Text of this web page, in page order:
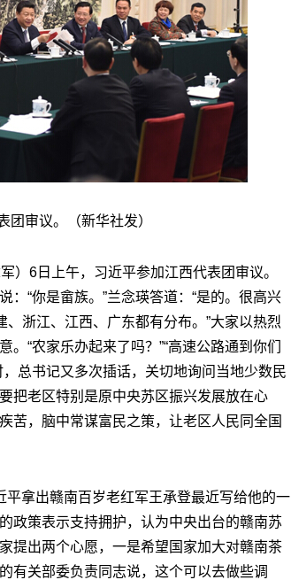
团审议。（新华社发）
）6日上午，习近平参加江西代表团审议。
“你是畲族。”兰念瑛答道：“是的。很高兴
、浙江、江西、广东都有分布。”大家以热烈
“农家乐办起来了吗？”“高速公路通到你们
总书记又多次插话，关切地询问当地少数民
把老区特别是原中央苏区振兴发展放在心
苦，脑中常谋富民之策，让老区人民同全国
拿出赣南百岁老红军王承登最近写给他的一
政策表示支持拥护，认为中央出台的赣南苏
提出两个心愿，一是希望国家加大对赣南茶
有关部委负责同志说，这个可以去做些调